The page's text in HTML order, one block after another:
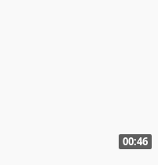
00:46